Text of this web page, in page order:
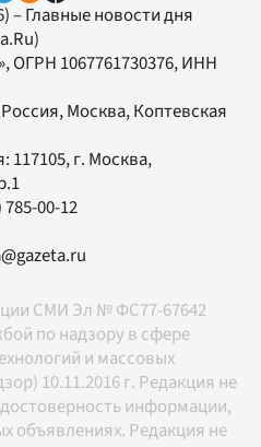
– Главные новости дня
, ОГРН 1067761730376, ИНН
Москва, Коптевская
117105, г. Москва,
785-00-12
СМИ Эл № ФС77-67642
по надзору в сфере
и массовых
10.11.2016 г. Редакция не
информации,
объявлениях. Редакция не